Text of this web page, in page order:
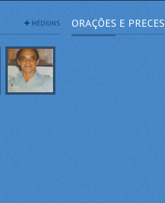
MÉDIUNS ORAÇÕES E PRECES